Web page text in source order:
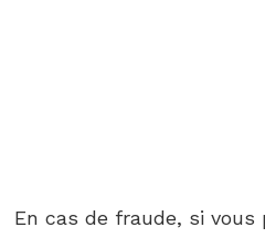
En cas de fraude, si